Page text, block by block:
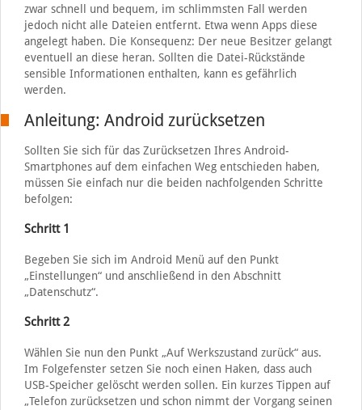
zwar schnell und bequem, im schlimmsten Fall werden
jedoch nicht alle Dateien entfernt. Etwa wenn Apps diese
angelegt haben. Die Konsequenz: Der neue Besitzer gelangt
eventuell an diese heran. Sollten die Datei-Rückstände
sensible Informationen enthalten, kann es gefährlich
werden.
Anleitung: Android zurücksetzen
Sollten Sie sich für das Zurücksetzen Ihres Android-
Smartphones auf dem einfachen Weg entschieden haben,
müssen Sie einfach nur die beiden nachfolgenden Schritte
befolgen:
Schritt 1
Begeben Sie sich im Android Menü auf den Punkt
„Einstellungen“ und anschließend in den Abschnitt
„Datenschutz“.
Schritt 2
Wählen Sie nun den Punkt „Auf Werkszustand zurück“ aus.
Im Folgefenster setzen Sie noch einen Haken, dass auch
USB-Speicher gelöscht werden sollen. Ein kurzes Tippen auf
„Telefon zurücksetzen und schon nimmt der Vorgang seinen